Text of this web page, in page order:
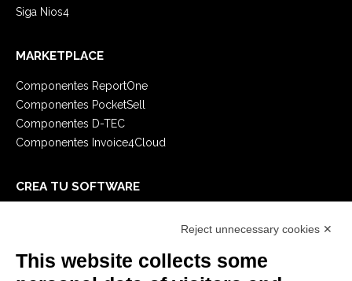
Siga Nios4
MARKETPLACE
Componentes ReportOne
Componentes PocketSell
Componentes D-TEC
Componentes Invoice4Cloud
CREA TU SOFTWARE
E-Book
Reject unnecessary cookies ✕
This website collects some